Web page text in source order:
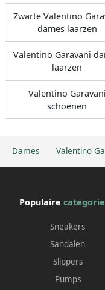
Dames Valentino
Zwarte Valentino
dames laarzen
Valentino Garavani
laarzen
Valentino Garavani
schoenen
Populaire
Sneakers
Sandalen
Slippers
Pumps